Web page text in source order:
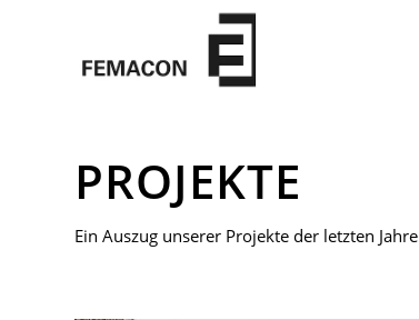
PROJEKTE
Ein Auszug unserer Projekte der letzten Jahre